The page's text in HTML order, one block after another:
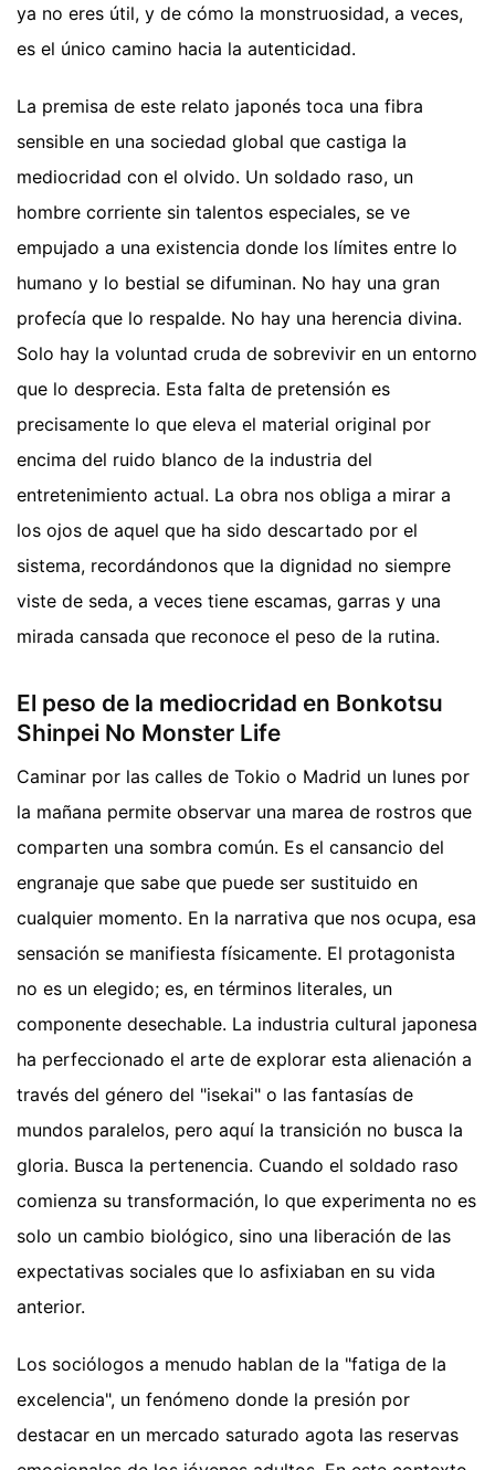
ya no eres útil, y de cómo la monstruosidad, a veces,
es el único camino hacia la autenticidad.
La premisa de este relato japonés toca una fibra
sensible en una sociedad global que castiga la
mediocridad con el olvido. Un soldado raso, un
hombre corriente sin talentos especiales, se ve
empujado a una existencia donde los límites entre lo
humano y lo bestial se difuminan. No hay una gran
profecía que lo respalde. No hay una herencia divina.
Solo hay la voluntad cruda de sobrevivir en un entorno
que lo desprecia. Esta falta de pretensión es
precisamente lo que eleva el material original por
encima del ruido blanco de la industria del
entretenimiento actual. La obra nos obliga a mirar a
los ojos de aquel que ha sido descartado por el
sistema, recordándonos que la dignidad no siempre
viste de seda, a veces tiene escamas, garras y una
mirada cansada que reconoce el peso de la rutina.
El peso de la mediocridad en Bonkotsu
Shinpei No Monster Life
Caminar por las calles de Tokio o Madrid un lunes por
la mañana permite observar una marea de rostros que
comparten una sombra común. Es el cansancio del
engranaje que sabe que puede ser sustituido en
cualquier momento. En la narrativa que nos ocupa, esa
sensación se manifiesta físicamente. El protagonista
no es un elegido; es, en términos literales, un
componente desechable. La industria cultural japonesa
ha perfeccionado el arte de explorar esta alienación a
través del género del "isekai" o las fantasías de
mundos paralelos, pero aquí la transición no busca la
gloria. Busca la pertenencia. Cuando el soldado raso
comienza su transformación, lo que experimenta no es
solo un cambio biológico, sino una liberación de las
expectativas sociales que lo asfixiaban en su vida
anterior.
Los sociólogos a menudo hablan de la "fatiga de la
excelencia", un fenómeno donde la presión por
destacar en un mercado saturado agota las reservas